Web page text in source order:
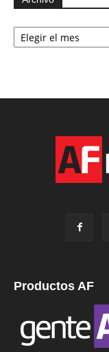
Archivo
Productos AF